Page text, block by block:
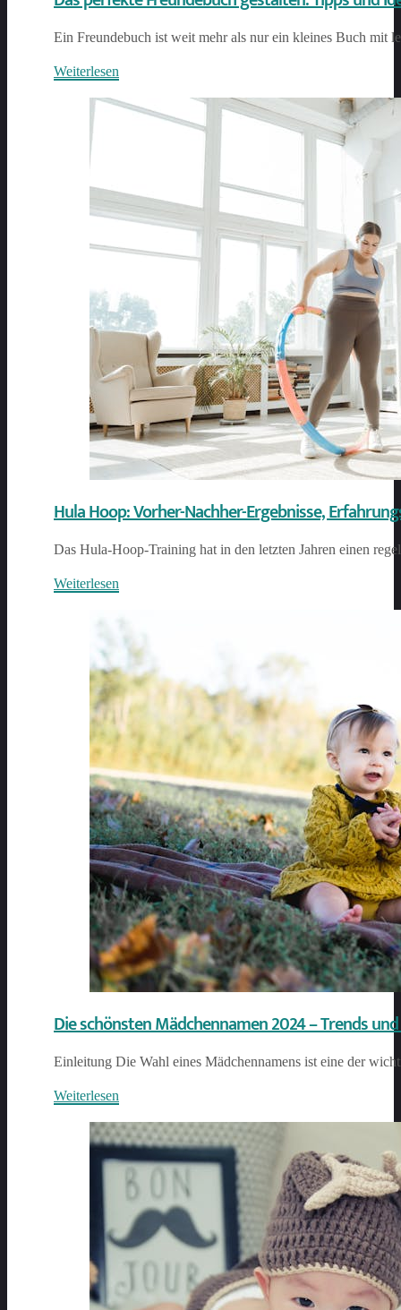
Ein Freundebuch ist weit mehr als nur ein kleines Buch mit
Weiterlesen
Hula Hoop: Vorher-Nachher-Ergebnisse,
Das Hula-Hoop-Training hat in den letzten Jahren einen
Weiterlesen
Die schönsten Mädchennamen 2024 – Trends
Einleitung Die Wahl eines Mädchennamens ist eine der
Weiterlesen